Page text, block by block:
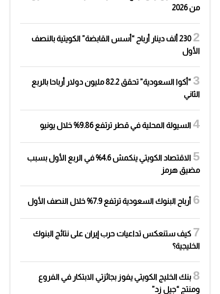
من 2026
230 ألف دينار أرباح “أسس القابضة” الكويتية بالنصف
الأول
“أكوا السعودية” تحقق 82.2 مليون دولار أرباحا بالربع
الثاني
السيولة المحلية في قطر ترتفع 9.86% خلال يونيو
الاقتصاد الكويتي ينكمش 4.6% في الربع الأول بسبب
مضيق هرمز
أرباح البنوك السعودية ترتفع 7.9% خلال النصف الأول
كيف ستنعكس تداعيات حرب إيران على نتائج البنوك
الخليجية؟
بنك الخليج الكويتي يفوز بجائزتي الابتكار في الفروع
ومنتج “جيل زد”